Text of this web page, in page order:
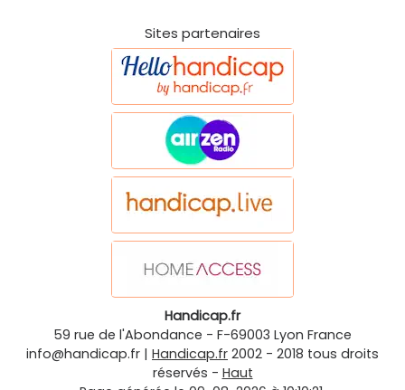
Sites partenaires
Handicap.fr
59 rue de l'Abondance - F-69003 Lyon France
info@handicap.fr | Handicap.fr 2002 - 2018 tous droits
réservés - Haut